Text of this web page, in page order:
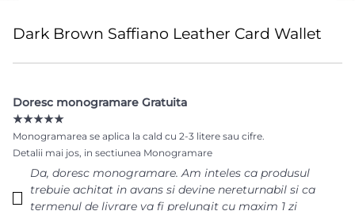
Dark Brown Saffiano Leather Card Wallet
Doresc monogramare Gratuita
★★★★★
Monogramarea se aplica la cald cu 2-3 litere sau cifre.
Detalii mai jos, in sectiunea Monogramare
Da‚ doresc monogramare. Am inteles ca produsul
trebuie achitat in avans si devine nereturnabil si ca
termenul de livrare va fi prelungit cu maxim 1 zi